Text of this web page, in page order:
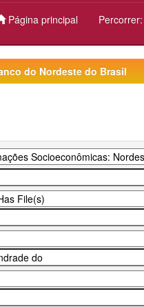
Página principal Percorrer:
do Nordeste do Brasil